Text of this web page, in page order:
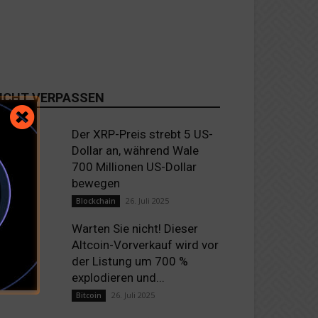
VERPASSEN
Der XRP-Preis strebt 5 US-
Dollar an, während Wale
700 Millionen US-Dollar
bewegen
Blockchain 26. Juli 2025
Warten Sie nicht! Dieser
Altcoin-Vorverkauf wird vor
der Listung um 700 %
explodieren und...
Bitcoin 26. Juli 2025